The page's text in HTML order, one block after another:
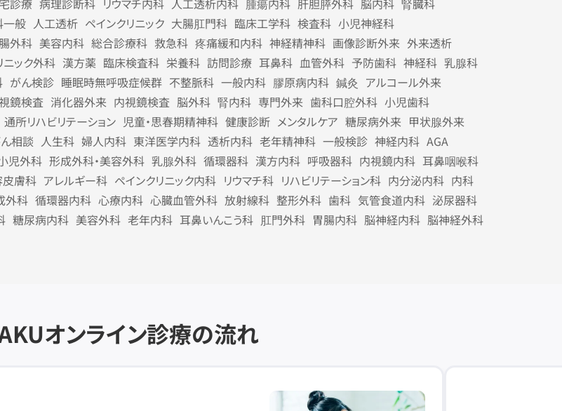
診療 病理診断科 リウマチ内科 人工透析内科 腫瘍内科 肝胆膵外科 脳内科 腎臓科
一般 人工透析 ペインクリニック 大腸肛門科 臨床工学科 検査科 小児神経科
外科 美容内科 総合診療科 救急科 疼痛緩和内科 神経精神科 画像診断外来 外来透析
ニック外科 漢方薬 臨床検査科 栄養科 訪問診療 耳鼻科 血管外科 予防歯科 神経科 乳腺科
がん検診 睡眠時無呼吸症候群 不整脈科 一般内科 膠原病内科 鍼灸 アルコール外来
鏡検査 消化器外来 内視鏡検査 脳外科 腎内科 専門外来 歯科口腔外科 小児歯科
通所リハビリテーション 児童・思春期精神科 健康診断 メンタルケア 糖尿病外来 甲状腺外来
相談 人生科 婦人内科 東洋医学内科 透析内科 老年精神科 一般検診 神経内科 AGA
児外科 形成外科・美容外科 乳腺外科 循環器科 漢方内科 呼吸器科 内視鏡内科 耳鼻咽喉科
膚科 アレルギー科 ペインクリニック内科 リウマチ科 リハビリテーション科 内分泌内科 内科
外科 循環器内科 心療内科 心臓血管外科 放射線科 整形外科 歯科 気管食道内科 泌尿器科
糖尿病内科 美容外科 老年内科 耳鼻いんこう科 肛門外科 胃腸内科 脳神経内科 脳神経外科
オンライン診療の流れ